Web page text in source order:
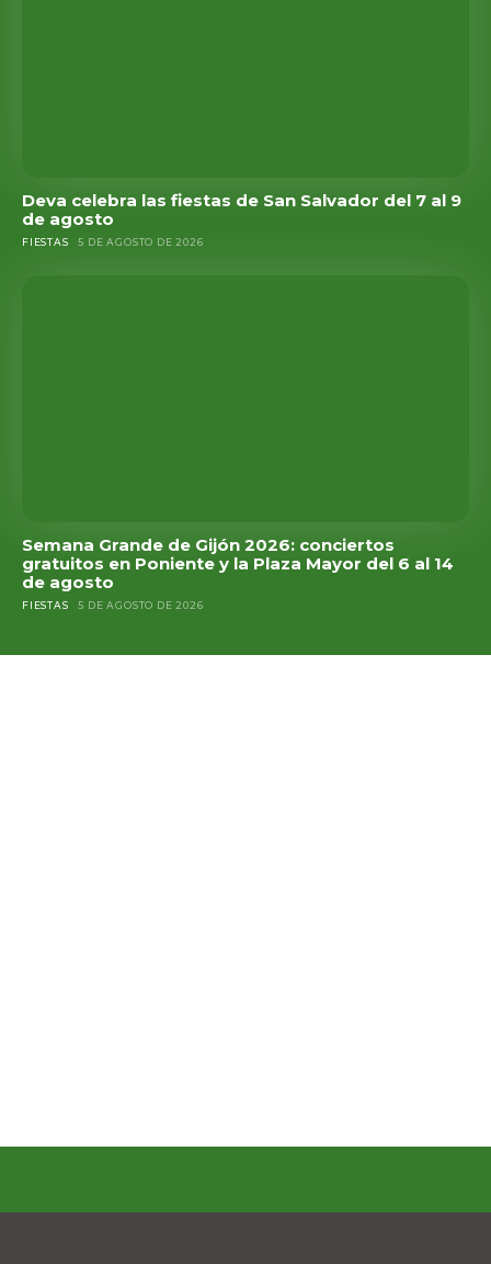
Deva celebra las fiestas de San Salvador del 7 al 9
de agosto
FIESTAS 5 DE AGOSTO DE 2026
Semana Grande de Gijón 2026: conciertos
gratuitos en Poniente y la Plaza Mayor del 6 al 14
de agosto
FIESTAS 5 DE AGOSTO DE 2026